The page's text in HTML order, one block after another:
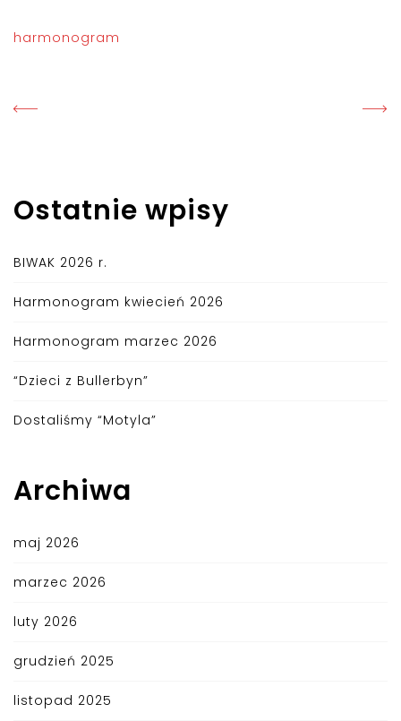
harmonogram
Ostatnie wpisy
BIWAK 2026 r.
Harmonogram kwiecień 2026
Harmonogram marzec 2026
“Dzieci z Bullerbyn”
Dostaliśmy “Motyla”
Archiwa
maj 2026
marzec 2026
luty 2026
grudzień 2025
listopad 2025